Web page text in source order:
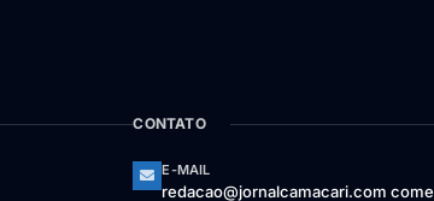
CONTATO
E-MAIL
redacao@jornalcamacari.com